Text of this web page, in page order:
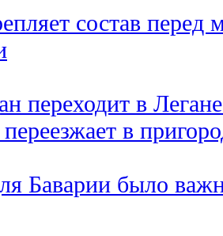
состав перед
переходит в
в
Баварии было